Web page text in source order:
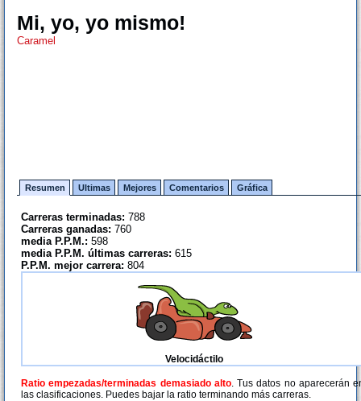
Mi, yo, yo mismo!
Caramel
Resumen Ultimas Mejores Comentarios Gráfica
Carreras terminadas: 788
Carreras ganadas: 760
media P.P.M.: 598
media P.P.M. últimas carreras: 615
P.P.M. mejor carrera: 804
Velocidáctilo
Ratio empezadas/terminadas demasiado alto. Tus datos no aparecerán
las clasificaciones. Puedes bajar la ratio terminando más carreras.